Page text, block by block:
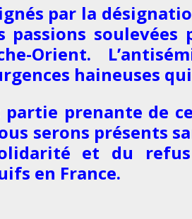
par la
passions
Orient.
haineuses
partie prenante de
serons présents
et du
en France.